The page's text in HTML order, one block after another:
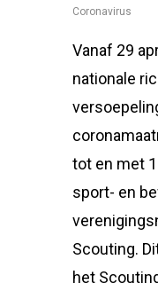
Coronavirus
Vanaf 29
nationale
tot en met
sport- en
Scouting.
het